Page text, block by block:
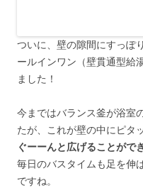
ついに、壁の隙間にすっぽ
ールインワン（壁貫通型給
ました！
今まではバランス釜が浴室
たが、これが壁の中にピタ
ぐーーんと広げることがで
毎日のバスタイムも足を伸
ですね。